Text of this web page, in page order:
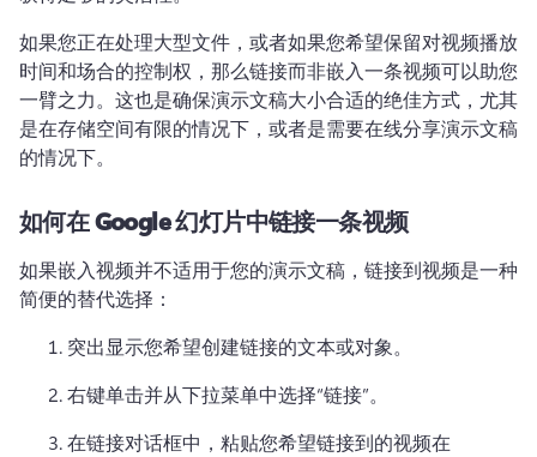
如果您正在处理大型文件，或者如果您希望保留对视频播放
时间和场合的控制权，那么链接而非嵌入一条视频可以助您
一臂之力。 这也是确保演示文稿大小合适的绝佳方式，尤其
是在存储空间有限的情况下，或者是需要在线分享演示文稿
的情况下。
如何在 Google 幻灯片中链接一条视频
如果嵌入视频并不适用于您的演示文稿，链接到视频是一种
简便的替代选择：
突出显示您希望创建链接的文本或对象。
右键单击并从下拉菜单中选择“链接”。
在链接对话框中，粘贴您希望链接到的视频在